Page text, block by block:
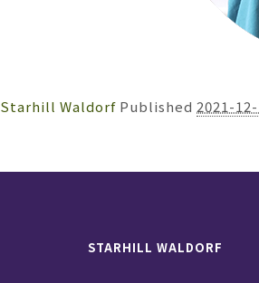
Starhill Waldorf Published 2021-
STARHILL WALDORF